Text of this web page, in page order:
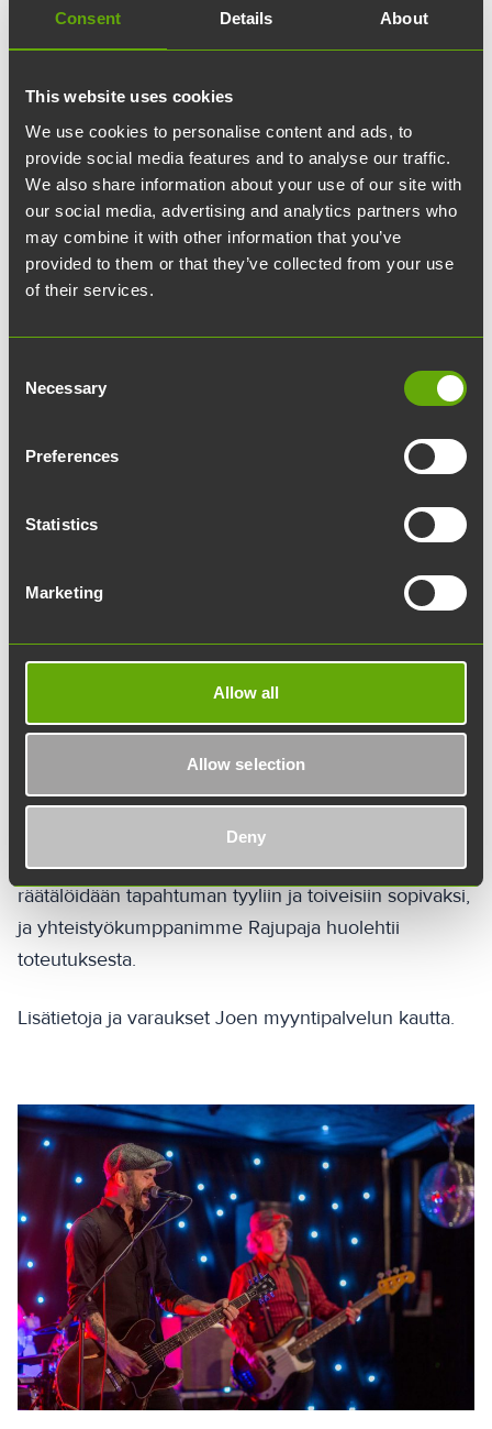
Consent Details About
This website uses cookies
We use cookies to personalise content and ads, to
provide social media features and to analyse our traffic.
We also share information about your use of our site with
our social media, advertising and analytics partners who
may combine it with other information that you’ve
provided to them or that they’ve collected from your use
of their services.
Selection
Necessary
Preferences
Statistics
Marketing
Allow all
Allow selection
Deny
tapahtumaan elämyksellisyyttä ja lisäohjelmaa.
Kasino soveltuu erinomaisesti tapahtuman
oheistoiminnaksi ja tarjoaa mahdollisuuden luoda
halutun tunnelman Showroomin led‑seinän avulla.
Valikoimaan kuuluu kasinopelejä, kuten ruletti,
opastavat pelaamisessa.
Lisätietoja ja varaukset Joen myyntipalvelun kautta.
DJ
Joen kautta on mahdollista tilata ammattitaitoinen DJ
tapahtuman musiikista vastaamaan. DJ‑palvelu
räätälöidään tapahtuman tyyliin ja toiveisiin sopivaksi,
ja yhteistyökumppanimme Rajupaja huolehtii
toteutuksesta.
Lisätietoja ja varaukset Joen myyntipalvelun kautta.